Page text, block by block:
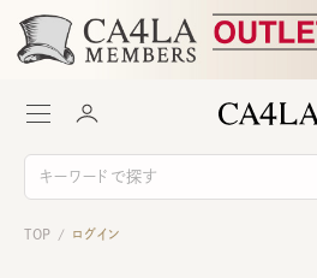
TOP / ログイン